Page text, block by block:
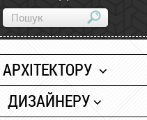
АРХІТЕКТОРУ
Папір
ДИЗАЙНЕРУ